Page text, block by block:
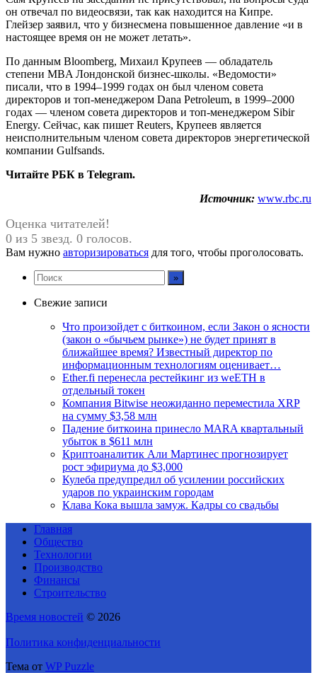
он отвечал по видеосвязи, так как находится на Кипре.
Глейзер заявил, что у бизнесмена повышенное давление «и в
настоящее время он не может летать».
По данным Bloomberg, Михаил Крупеев — обладатель
степени MBA Лондонской бизнес-школы. «Ведомости»
писали, что в 1994–1999 годах он был членом совета
директоров и топ-менеджером Dana Petroleum, в 1999–2000
годах — членом совета директоров и топ-менеджером Sibir
Energy. Сейчас, как пишет Reuters, Крупеев является
неисполнительным членом совета директоров энергетической
компании Gulfsands.
Читайте РБК в Telegram.
Источник: www.rbc.ru
Оценка читателей!
0 из 5 звезд. 0 голосов.
Вам нужно авторизироваться для того, чтобы проголосовать.
Свежие записи
Что произойдет с биткоином, если Закон о ясности
(закон о «бычьем рынке») не будет принят в
ближайшее время? Известный директор по
информационным технологиям оценивает…
Ether.fi перенесла рестейкинг из weETH в
отдельный токен
Компания Bitwise неожиданно переместила XRP
на сумму $3,58 млн
Падение биткоина принесло MARA квартальный
убыток в $611 млн
Криптоаналитик Али Мартинес прогнозирует
рост эфириума до $3,000
Кулеба предупредил об усилении российских
ударов по украинским городам
Клава Кока вышла замуж. Кадры со свадьбы
Главная
Общество
Технологии
Производство
Финансы
Строительство
Время новостей © 2026
Политика конфиденциальности
Тема от WP Puzzle